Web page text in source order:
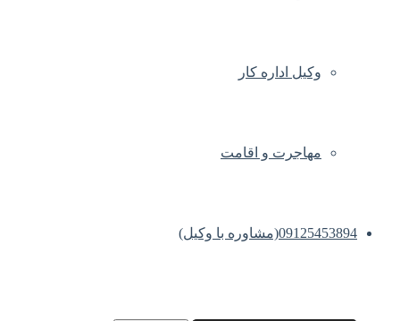
وکیل اداره کار
مهاجرت و اقامت
09125453894(مشاوره با وکیل)